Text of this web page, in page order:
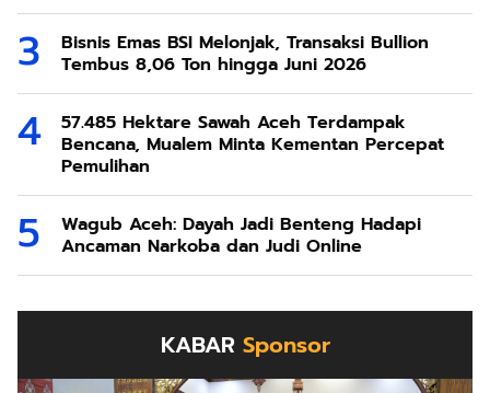
Bisnis Emas BSI Melonjak, Transaksi Bullion
Tembus 8,06 Ton hingga Juni 2026
57.485 Hektare Sawah Aceh Terdampak
Bencana, Mualem Minta Kementan Percepat
Pemulihan
Wagub Aceh: Dayah Jadi Benteng Hadapi
Ancaman Narkoba dan Judi Online
KABAR Sponsor